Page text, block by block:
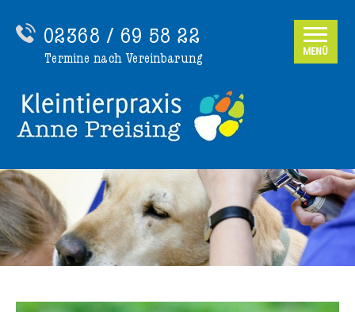
02368 / 69 58 22
Termine nach Vereinbarung
MENÜ